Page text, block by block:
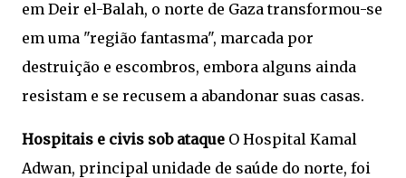
em Deir el-Balah, o norte de Gaza transformou-se
em uma "região fantasma", marcada por
destruição e escombros, embora alguns ainda
resistam e se recusem a abandonar suas casas.
Hospitais e civis sob ataque O Hospital Kamal
Adwan, principal unidade de saúde do norte, foi